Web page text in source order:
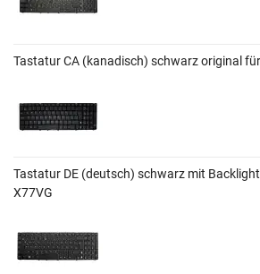
Tastatur CA (kanadisch) schwarz original
Tastatur DE (deutsch) schwarz mit
X77VG